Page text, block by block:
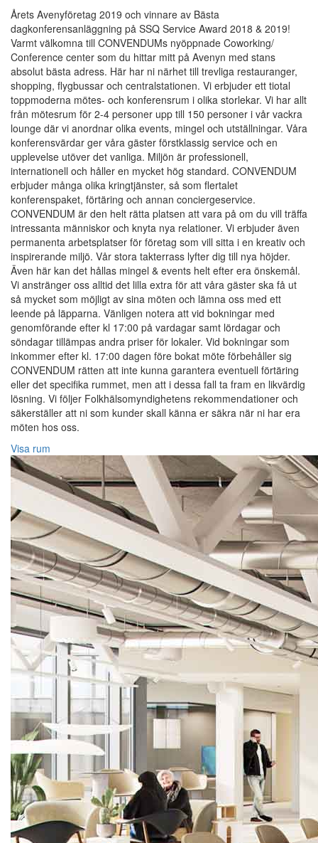
Årets Avenyföretag 2019 och vinnare av Bästa
dagkonferensanläggning på SSQ Service Award 2018 & 2019!
Varmt välkomna till CONVENDUMs nyöppnade Coworking/
Conference center som du hittar mitt på Avenyn med stans
absolut bästa adress. Här har ni närhet till trevliga restauranger,
shopping, flygbussar och centralstationen. Vi erbjuder ett tiotal
toppmoderna mötes- och konferensrum i olika storlekar. Vi har allt
från mötesrum för 2-4 personer upp till 150 personer i vår vackra
lounge där vi anordnar olika events, mingel och utställningar. Våra
konferensvärdar ger våra gäster förstklassig service och en
upplevelse utöver det vanliga. Miljön är professionell,
internationell och håller en mycket hög standard. CONVENDUM
erbjuder många olika kringtjänster, så som flertalet
konferenspaket, förtäring och annan conciergeservice.
CONVENDUM är den helt rätta platsen att vara på om du vill träffa
intressanta människor och knyta nya relationer. Vi erbjuder även
permanenta arbetsplatser för företag som vill sitta i en kreativ och
inspirerande miljö. Vår stora takterrass lyfter dig till nya höjder.
Även här kan det hållas mingel & events helt efter era önskemål.
Vi anstränger oss alltid det lilla extra för att våra gäster ska få ut
så mycket som möjligt av sina möten och lämna oss med ett
leende på läpparna. Vänligen notera att vid bokningar med
genomförande efter kl 17:00 på vardagar samt lördagar och
söndagar tillämpas andra priser för lokaler. Vid bokningar som
inkommer efter kl. 17:00 dagen före bokat möte förbehåller sig
CONVENDUM rätten att inte kunna garantera eventuell förtäring
eller det specifika rummet, men att i dessa fall ta fram en likvärdig
lösning. Vi följer Folkhälsomyndighetens rekommendationer och
säkerställer att ni som kunder skall känna er säkra när ni har era
möten hos oss.
Visa rum